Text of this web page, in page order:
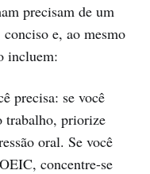
precisam de um
e, ao mesmo
incluem:
precisa: se você
trabalho, priorize
oral. Se você
concentre-se